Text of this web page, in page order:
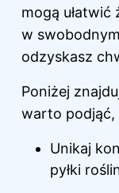
mogą ułatwić
w
odzyskasz
Poniżej
warto podjąć,
Unikaj
pyłki